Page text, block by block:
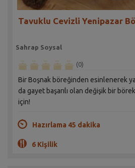
Tavuklu Cevizli Yenipazar
Sahrap Soysal
(0)
Bir Boşnak böreğinden esinlenerek
da gayet başarılı olan değişik bir
için!
Hazırlama 45 dakika
6 Kişilik